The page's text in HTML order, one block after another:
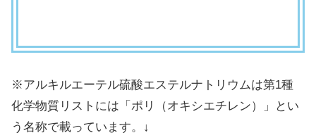
※アルキルエーテル硫酸エステルナトリウムは第1種
化学物質リストには「ポリ（オキシエチレン）」とい
う名称で載っています。↓